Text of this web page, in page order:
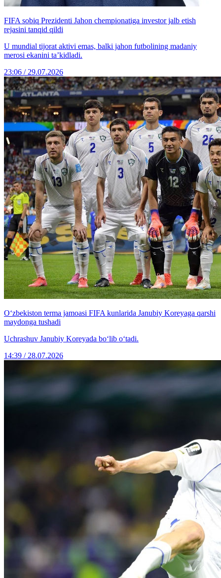
FIFA sobiq Prezidenti Jahon chempionatiga investor jalb etish
rejasini tanqid qildi
U mundial tijorat aktivi emas, balki jahon futbolining madaniy
merosi ekanini ta’kidladi.
23:06 / 29.07.2026
O‘zbekiston terma jamoasi FIFA kunlarida Janubiy Koreyaga qarshi
maydonga tushadi
Uchrashuv Janubiy Koreyada bo‘lib o‘tadi.
14:39 / 28.07.2026